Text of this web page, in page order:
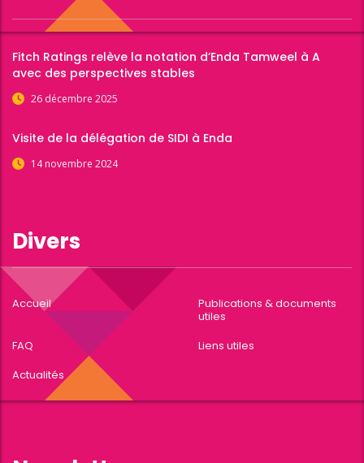
Fitch Ratings relève la notation d’Enda Tamweel à A
avec des perspectives stables
26 décembre 2025
Visite de la délégation de SIDI à Enda
14 novembre 2024
Divers
Accueil
Publications & documents
utiles
FAQ
Liens utiles
Actualités